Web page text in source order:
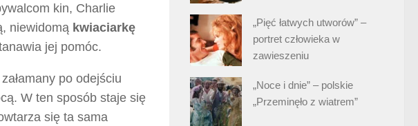
kin, Charlie
niewidomą kwiaciarkę
jej pomóc.
po odejściu
W ten sposób staje się
się ta sama
„Pięć łatwych utworów” –
portret człowieka w
zawieszeniu
„Noce i dnie” – polskie
„Przeminęło z wiatrem”